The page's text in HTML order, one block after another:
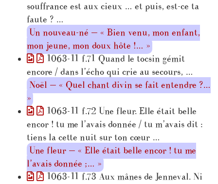
souffrance est aux cieux … et puis, est-ce ta
faute ? …
Un nouveau-né — « Bien venu, mon enfant,
mon jeune, mon doux hôte !… »
1063-11 f.71 Quand le tocsin gémit
encore / dans l’écho qui crie au secours, …
Noël — « Quel chant divin se fait entendre ?…
»
1063-11 f.72 Une fleur. Elle était belle
encor ! tu me l’avais donnée / tu m’avais dit :
tiens la cette nuit sur ton cœur …
Une fleur — « Elle était belle encor ! tu me
l’avais donnée ;… »
1063-11 f.73 Aux mânes de Jenneval. Ni